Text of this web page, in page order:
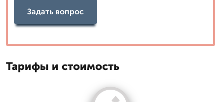
Задать вопрос
Тарифы и стоимость